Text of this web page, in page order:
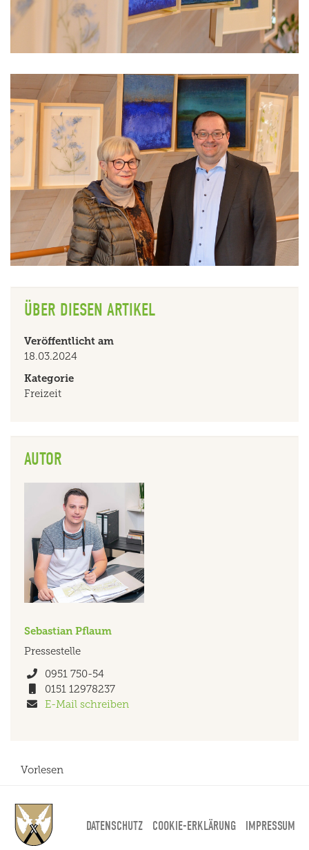
ÜBER DIESEN ARTIKEL
Veröffentlicht am
18.03.2024
Kategorie
Freizeit
AUTOR
Sebastian Pflaum
Pressestelle
Telefon
0951 750-54
Mobil
0151 12978237
E-Mail-Adresse
E-Mail schreiben
Vorlesen
DATENSCHUTZ COOKIE-ERKLÄRUNG IMPRESSUM